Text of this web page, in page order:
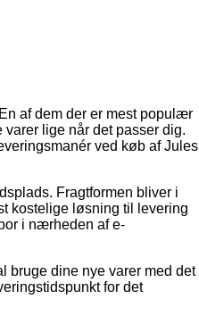
af dem der er mest populær
lige når det passer dig.
ved køb af Jules
Fragtformen bliver i
kostelige løsning til levering
i nærheden af e-
bruge dine nye varer med det
for det